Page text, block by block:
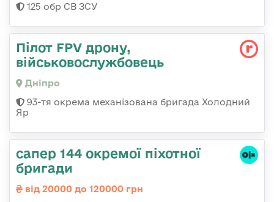
125 обр СВ ЗСУ
Пілот FPV дрону,
військовослужбовець
Дніпро
93-тя окрема механізована бригада Холодний
Яр
сапер 144 окремої піхотної
бригади
від 20000 до 120000 грн